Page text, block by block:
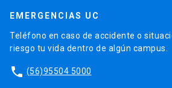
EMERGENCIAS UC
Teléfono en caso de accidente o
riesgo tu vida dentro de algún campus.
phone (56)95504 5000